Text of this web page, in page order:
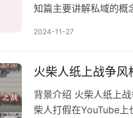
知篇主要讲解私域的概
为什么一定要懂私域运
2024-11-27
火柴人纸上战争风
背景介绍 火柴人纸上
柴人打假在YouTube上